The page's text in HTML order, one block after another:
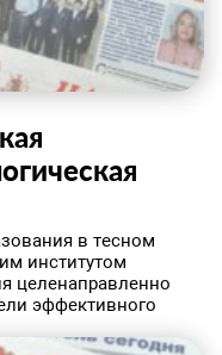
в тесном
институтом
целенаправленно
эффективного